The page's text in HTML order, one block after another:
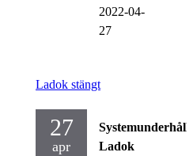
2022-04-
27
Ladok stängt
27
apr
Systemunderhåll
Ladok